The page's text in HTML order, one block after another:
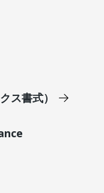
ス書式）